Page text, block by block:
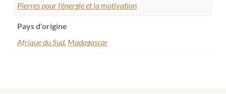
Pierres pour l'énergie et la motivation
Pays d'origine
Afrique du Sud, Madagascar